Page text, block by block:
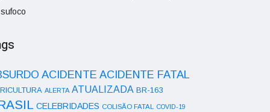
sufoco
ACIDENTE ACIDENTE FATAL
ALERTA ATUALIZADA BR-163
CELEBRIDADES COLISÃO FATAL COVID-19